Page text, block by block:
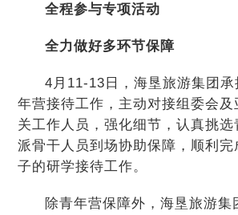
全程参与专项活动
全力做好多环节保障
4月11-13日，海垦旅游集团
年营接待工作，主动对接组委会及
关工作人员，强化细节，认真挑
派骨干人员到场协助保障，顺利
子的研学接待工作。
除青年营保障外，海垦旅游集